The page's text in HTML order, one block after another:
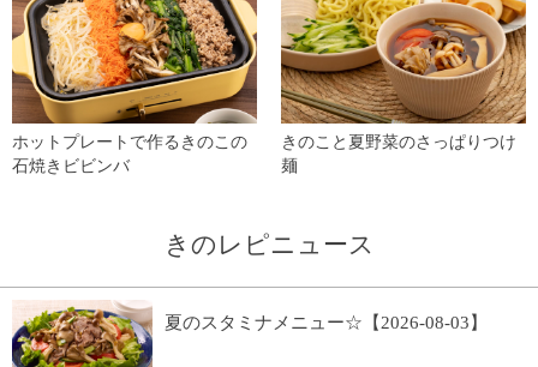
ホットプレートで作るきのこの
石焼きビビンバ
きのこと夏野菜のさっぱりつけ
麺
きのレピニュース
夏のスタミナメニュー☆【2026-08-03】